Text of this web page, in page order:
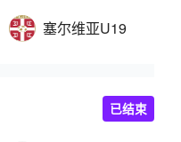
塞尔维亚U19
已结束